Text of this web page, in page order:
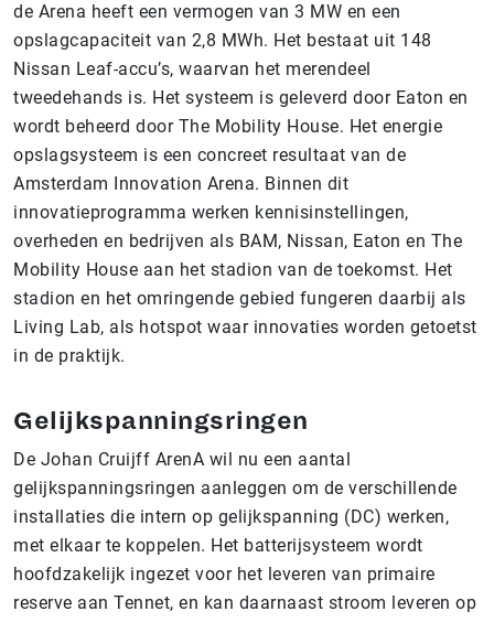
de Arena heeft een vermogen van 3 MW en een
opslagcapaciteit van 2,8 MWh. Het bestaat uit 148
Nissan Leaf-accu’s, waarvan het merendeel
tweedehands is. Het systeem is geleverd door Eaton en
wordt beheerd door The Mobility House. Het energie
opslagsysteem is een concreet resultaat van de
Amsterdam Innovation Arena. Binnen dit
innovatieprogramma werken kennisinstellingen,
overheden en bedrijven als BAM, Nissan, Eaton en The
Mobility House aan het stadion van de toekomst. Het
stadion en het omringende gebied fungeren daarbij als
Living Lab, als hotspot waar innovaties worden getoetst
in de praktijk.
Gelijkspanningsringen
De Johan Cruijff ArenA wil nu een aantal
gelijkspanningsringen aanleggen om de verschillende
installaties die intern op gelijkspanning (DC) werken,
met elkaar te koppelen. Het batterijsysteem wordt
hoofdzakelijk ingezet voor het leveren van primaire
reserve aan Tennet, en kan daarnaast stroom leveren op